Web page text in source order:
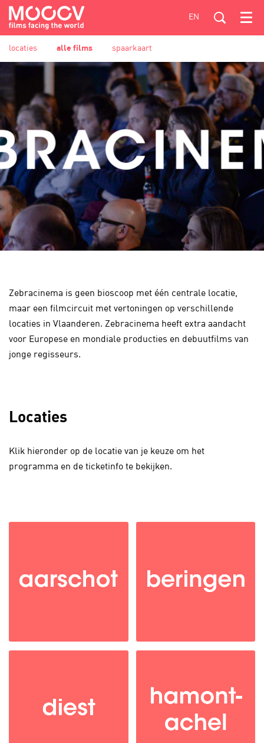
EN Menu
locaties alle films spaarkaart
Zebracinema is geen bioscoop met één centrale locatie,
maar een filmcircuit met vertoningen op verschillende
locaties in Vlaanderen. Zebracinema heeft extra aandacht
voor Europese en mondiale producties en debuutfilms van
jonge regisseurs.
Locaties
Klik hieronder op de locatie van je keuze om het
programma en de ticketinfo te bekijken.